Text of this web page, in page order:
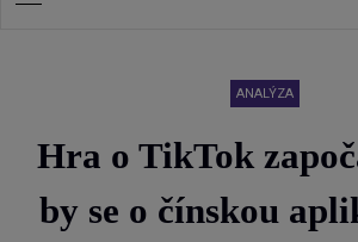
ANALÝZA
Hra o TikTok
by se o čínskou